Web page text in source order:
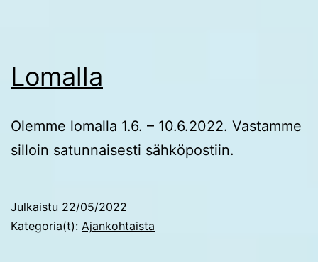
Lomalla
Olemme lomalla 1.6. – 10.6.2022. Vastamme
silloin satunnaisesti sähköpostiin.
Julkaistu 22/05/2022
Kategoria(t): Ajankohtaista